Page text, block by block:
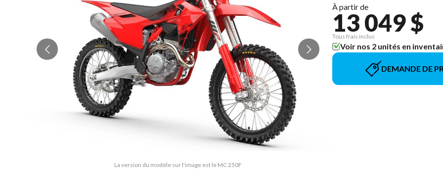
La version du modèle sur l'image est le MC 250F
À partir de
13 049 $
Tous frais inclus
Voir nos 2 unités en
DEMANDE DE